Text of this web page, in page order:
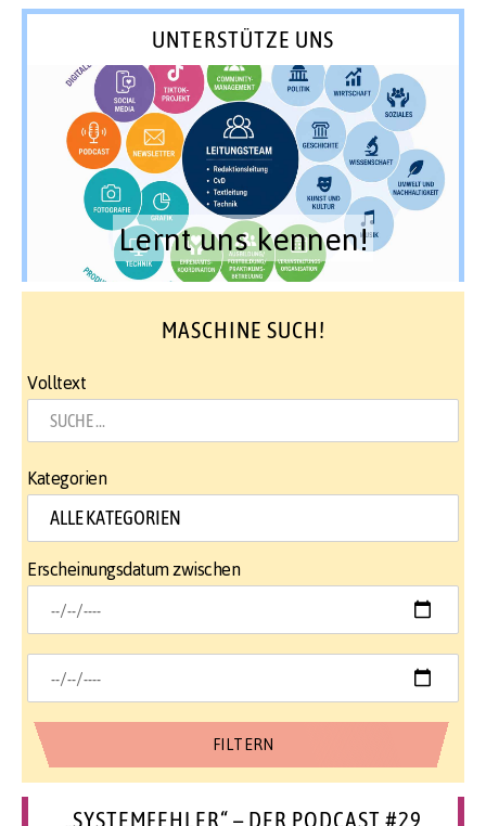
UNTERSTÜTZE UNS
Lernt uns kennen!
MASCHINE SUCH!
Volltext
Kategorien
Erscheinungsdatum zwischen
„SYSTEMFEHLER“ – DER PODCAST #29